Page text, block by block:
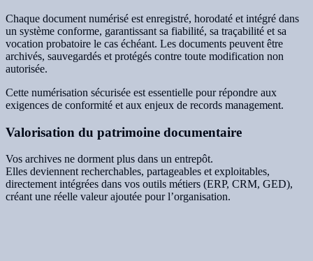
Chaque document numérisé est enregistré, horodaté et intégré dans
un système conforme, garantissant sa fiabilité, sa traçabilité et sa
vocation probatoire le cas échéant. Les documents peuvent être
archivés, sauvegardés et protégés contre toute modification non
autorisée.
Cette numérisation sécurisée est essentielle pour répondre aux
exigences de conformité et aux enjeux de records management.
Valorisation du patrimoine documentaire
Vos archives ne dorment plus dans un entrepôt.
Elles deviennent recherchables, partageables et exploitables,
directement intégrées dans vos outils métiers (ERP, CRM, GED),
créant une réelle valeur ajoutée pour l’organisation.